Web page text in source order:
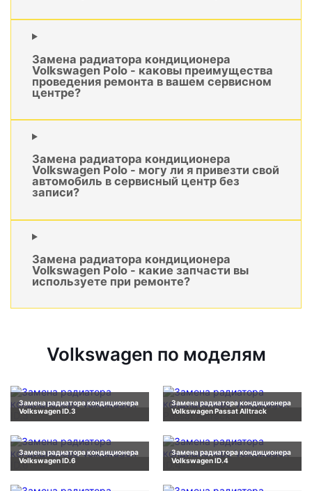
Замена радиатора кондиционера
Volkswagen Polo - каковы преимущества
проведения ремонта в вашем сервисном
центре?
Замена радиатора кондиционера
Volkswagen Polo - могу ли я привезти свой
автомобиль в сервисный центр без
записи?
Замена радиатора кондиционера
Volkswagen Polo - какие запчасти вы
используете при ремонте?
Volkswagen по моделям
Замена радиатора кондиционера
Volkswagen ID.3
Замена радиатора кондиционера
Volkswagen Passat Alltrack
Замена радиатора кондиционера
Volkswagen ID.6
Замена радиатора кондиционера
Volkswagen ID.4